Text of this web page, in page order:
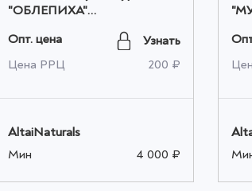
"ОБЛЕПИХА"
оптом
Опт. цена
Узнать
Цена РРЦ
200 ₽
AltaiNaturals
Мин
4 000 ₽